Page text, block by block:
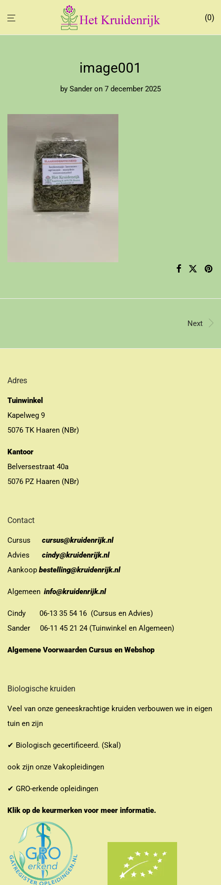
0
image001
by Sander on 7 december 2025
Next
Adres
Tuinwinkel
Kapelweg 9
5076 TK Haaren (NBr)
Kantoor
Belversestraat 40a
5076 PZ Haaren (NBr)
Contact
Cursus
cursus@kruidenrijk.nl
Advies
cindy@kruidenrijk.nl
Aankoop bestelling@kruidenrijk.nl
Algemeen info@kruidenrijk.nl
Cindy 06-13 35 54 16 (Cursus en Advies)
Sander 06-11 45 21 24 (Tuinwinkel en Algemeen)
Algemene Voorwaarden Cursus en Webshop
Biologische kruiden
Veel van onze geneeskrachtige kruiden verbouwen we in eigen
tuin en zijn
✔ Biologisch gecertificeerd. (Skal)
ook zijn onze Vakopleidingen
✔ GRO-erkende opleidingen
Klik op de keurmerken voor meer informatie.